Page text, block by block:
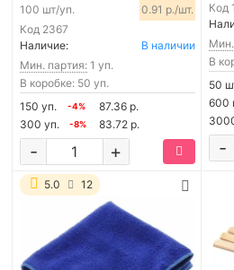
Код 2367
100 шт/уп. 0.91 р./шт.
Наличие:
В наличии
Мин. партия: 1 уп.
В коробке: 50 уп.
150 уп.
-4%
87.36 р.
300 уп.
-8% 83.72 р.
+
-
Код
В
50
600
-
5.0 12